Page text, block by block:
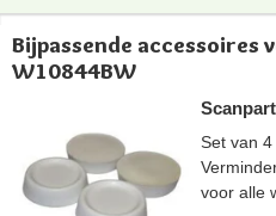
Bijpassende accessoires
W10844BW
Set van
voor alle